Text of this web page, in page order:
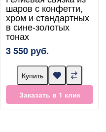
шаров с конфетти,
хром и стандартных
в сине-золотых
тонах
3 550 руб.
Купить
Заказать в 1 клик